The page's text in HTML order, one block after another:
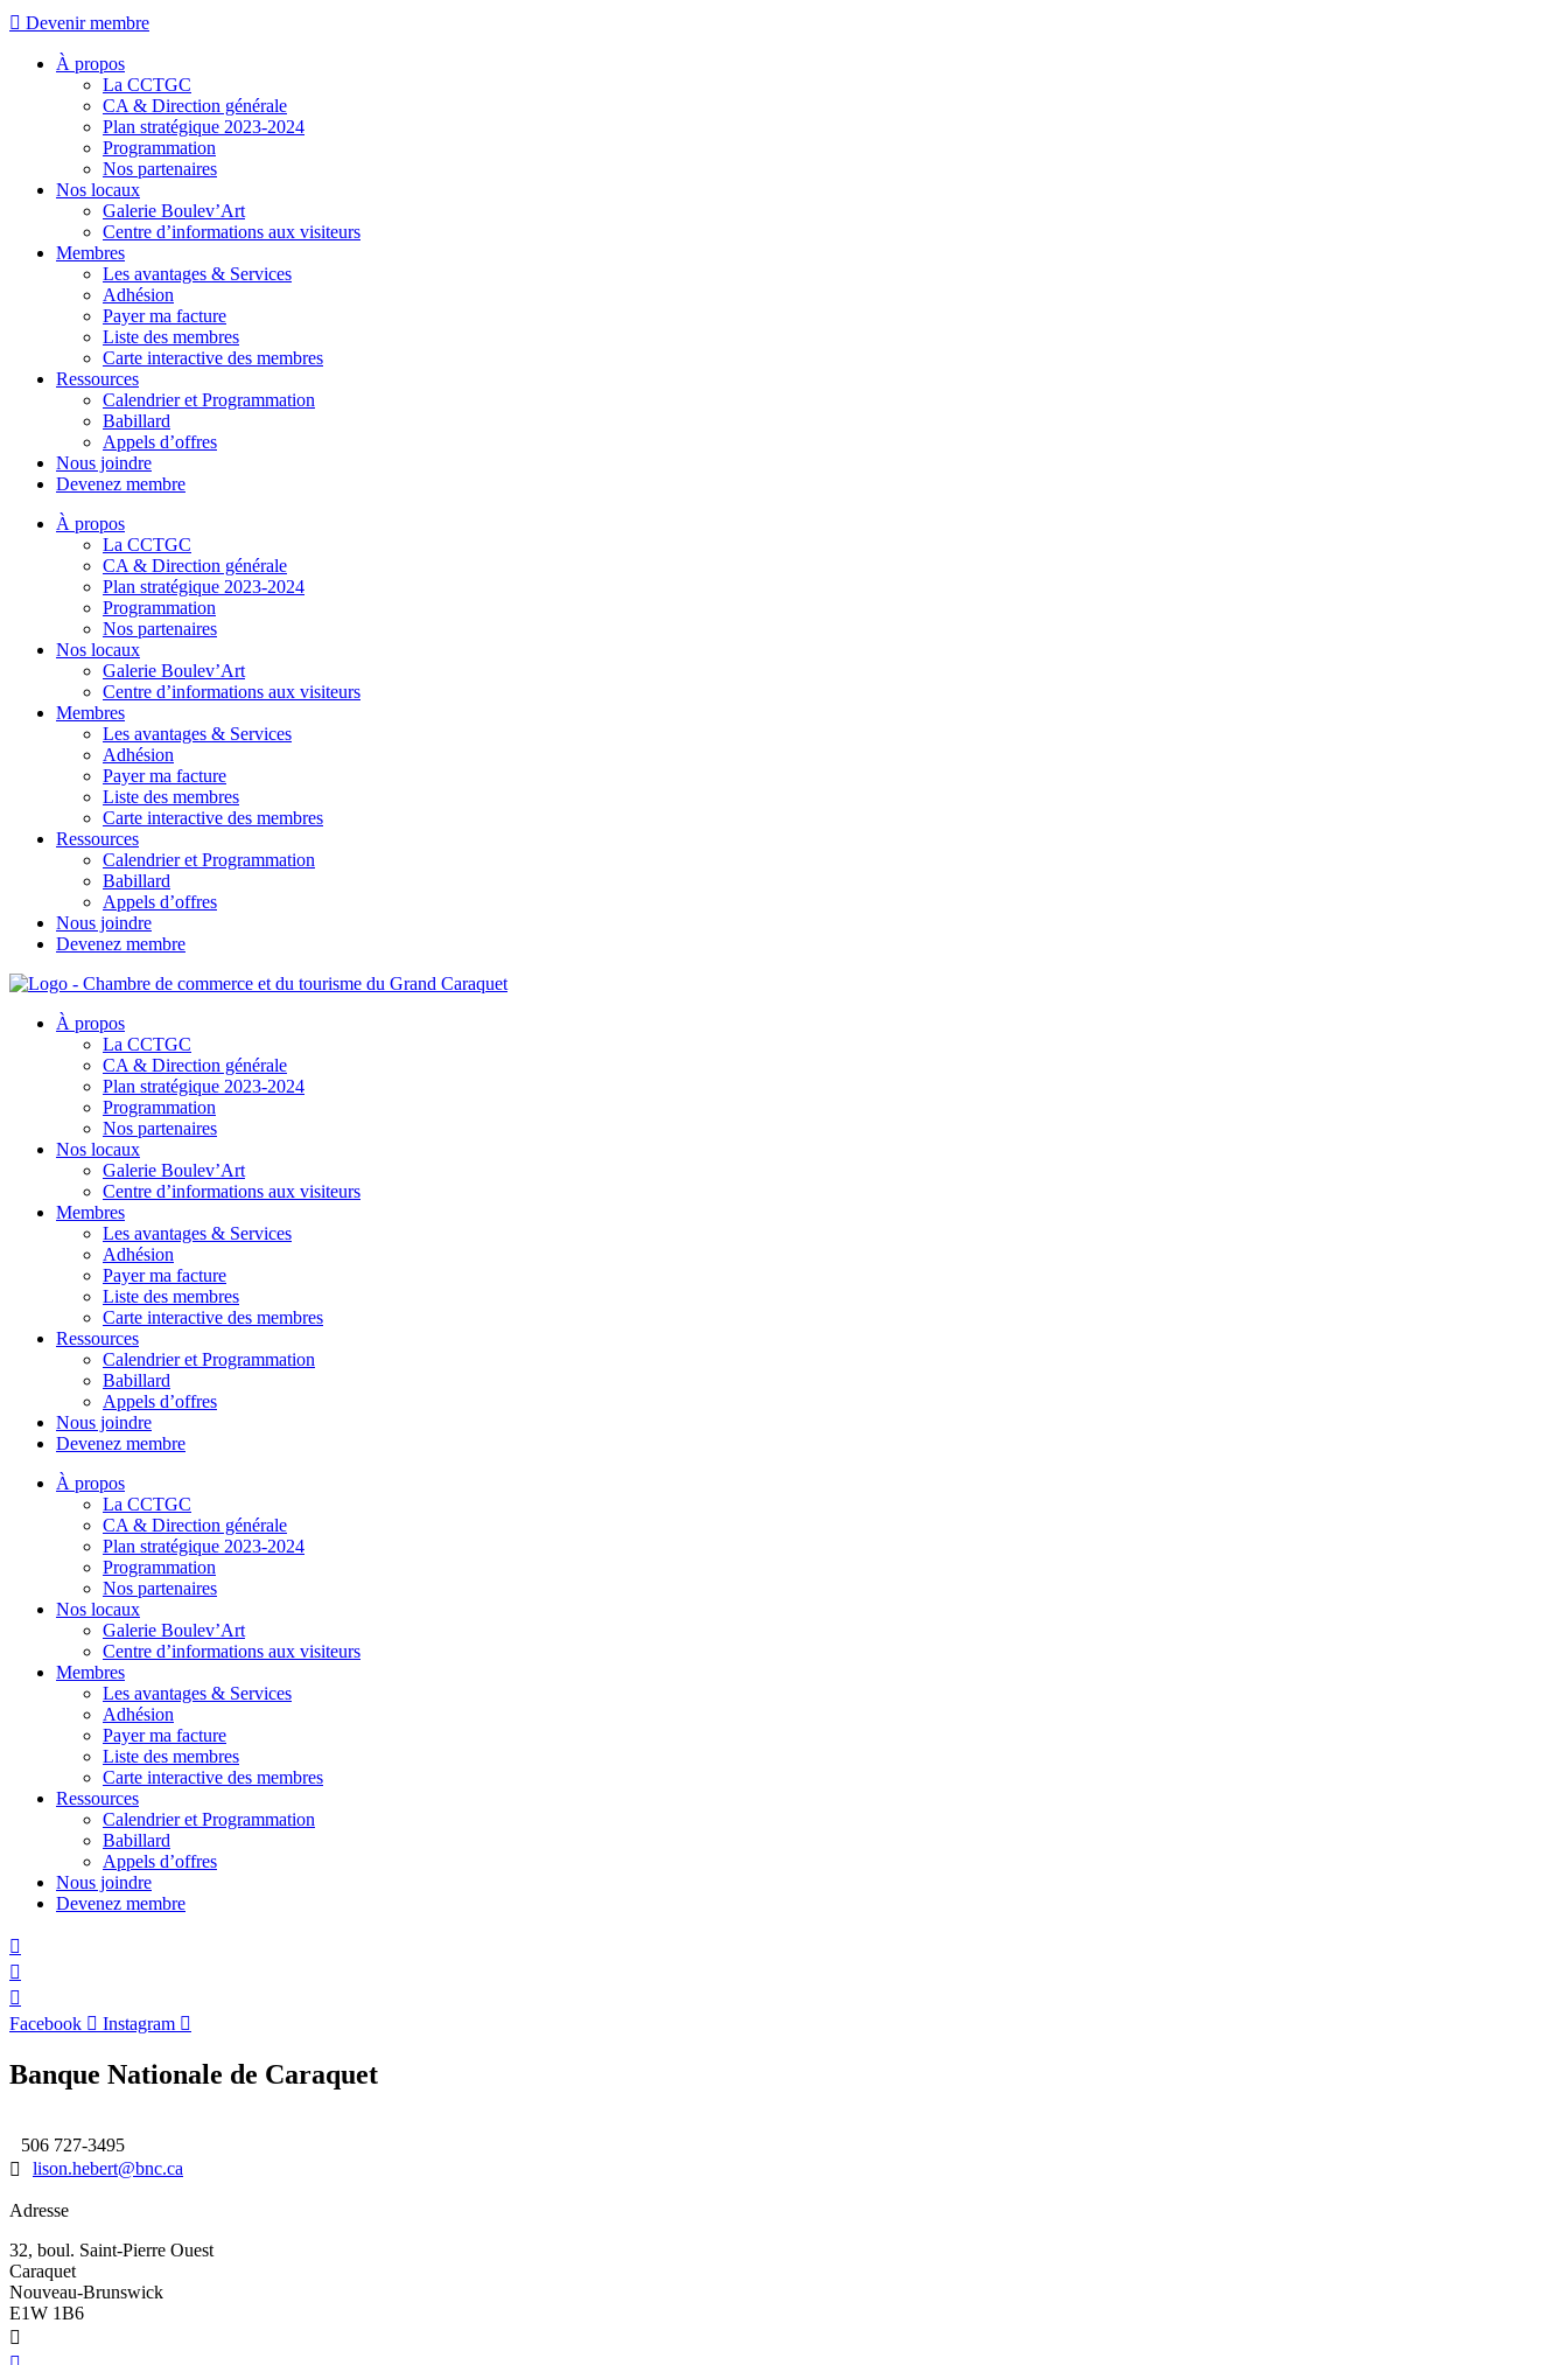
Aller
contenu
Devenir membre
À propos
La CCTGC
CA & Direction générale
Plan stratégique 2023-2024
Programmation
Nos partenaires
Nos locaux
Galerie Boulev’Art
Centre d’informations aux visiteurs
Membres
Les avantages & Services
Adhésion
Payer ma facture
Liste des membres
Carte interactive des membres
Ressources
Calendrier et Programmation
Babillard
Appels d’offres
Nous joindre
Devenez membre
À propos
La CCTGC
CA & Direction générale
Plan stratégique 2023-2024
Programmation
Nos partenaires
Nos locaux
Galerie Boulev’Art
Centre d’informations aux visiteurs
Membres
Les avantages & Services
Adhésion
Payer ma facture
Liste des membres
Carte interactive des membres
Ressources
Calendrier et Programmation
Babillard
Appels d’offres
Nous joindre
Devenez membre
À propos
La CCTGC
CA & Direction générale
Plan stratégique 2023-2024
Programmation
Nos partenaires
Nos locaux
Galerie Boulev’Art
Centre d’informations aux visiteurs
Membres
Les avantages & Services
Adhésion
Payer ma facture
Liste des membres
Carte interactive des membres
Ressources
Calendrier et Programmation
Babillard
Appels d’offres
Nous joindre
Devenez membre
À propos
La CCTGC
CA & Direction générale
Plan stratégique 2023-2024
Programmation
Nos partenaires
Nos locaux
Galerie Boulev’Art
Centre d’informations aux visiteurs
Membres
Les avantages & Services
Adhésion
Payer ma facture
Liste des membres
Carte interactive des membres
Ressources
Calendrier et Programmation
Babillard
Appels d’offres
Nous joindre
Devenez membre
Facebook Instagram
Banque Nationale de Caraquet
506 727-3495
lison.hebert@bnc.ca
Adresse
32, boul. Saint-Pierre Ouest
Caraquet
Nouveau-Brunswick
E1W 1B6